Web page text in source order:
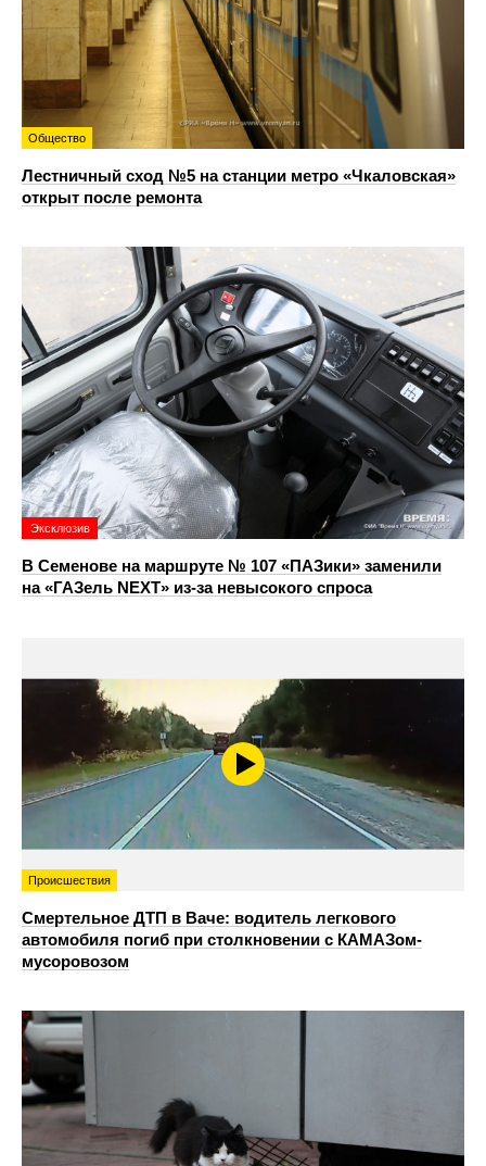
Общество
Лестничный сход №5 на станции метро «Чкаловская»
открыт после ремонта
Эксклюзив
В Семенове на маршруте № 107 «ПАЗики» заменили
на «ГАЗель NEXT» из‑за невысокого спроса
Происшествия
Смертельное ДТП в Ваче: водитель легкового
автомобиля погиб при столкновении с КАМАЗом-
мусоровозом